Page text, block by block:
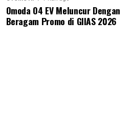
Omoda O4 EV Meluncur Dengan
Beragam Promo di GIIAS 2026